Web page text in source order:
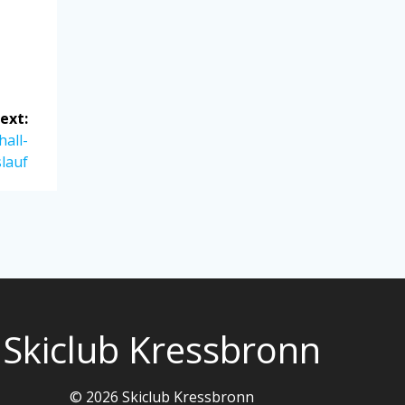
Skiclub Kressbronn
© 2026 Skiclub Kressbronn